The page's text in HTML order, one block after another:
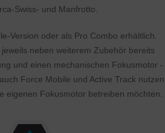
Swiss- und Manfrotto.
Version oder als Pro Combo erhältlich.
neben weiterem Zubehör bereits
und einen mechanischen Fokusmotor -
Force Mobile und Active Track nutzen
eigenen Fokusmotor betreiben möchten.